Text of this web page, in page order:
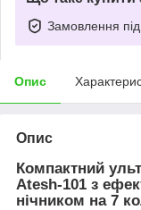
Замовлення
Опис
Опис
Компактний
Atesh-101 з
нічником на 7